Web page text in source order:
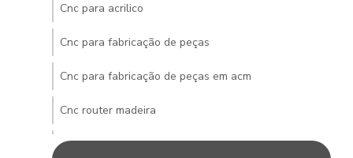
Cnc para acrilico
Cnc para fabricação de peças
Cnc para fabricação de peças em acm
Cnc router madeira
Cnc router pvc